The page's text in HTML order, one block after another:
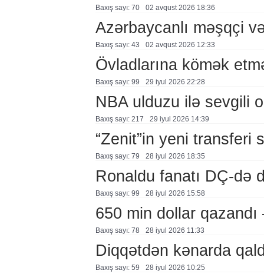
Baxış sayı: 70 02 avqust 2026 18:36
Azərbaycanlı məşqçi
Baxış sayı: 43 02 avqust 2026 12:33
Övladlarına kömək
Baxış sayı: 99 29 i̇yul 2026 22:28
NBA ulduzu ilə sevgili
Baxış sayı: 217 29 i̇yul 2026 14:39
“Zenit”in yeni transferi
Baxış sayı: 79 28 i̇yul 2026 18:35
Ronaldu fanatı DÇ-də
Baxış sayı: 99 28 i̇yul 2026 15:58
650 min dollar qazandı
Baxış sayı: 78 28 i̇yul 2026 11:33
Diqqətdən kənarda
Baxış sayı: 59 28 i̇yul 2026 10:25